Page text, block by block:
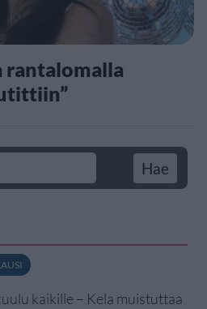
rantalomalla
kaikille – Kela muistuttaa